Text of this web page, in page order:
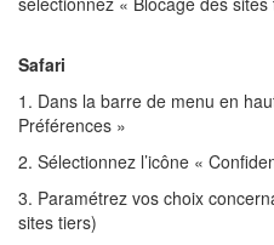
Safari
1. Dans la barre de menu en
Préférences »
2. Sélectionnez l’icône «
3. Paramétrez vos choix
sites tiers)